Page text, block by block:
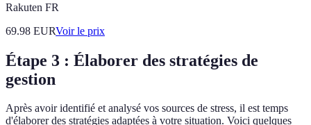
Rakuten FR
69.98 EURVoir le prix
Étape 3 : Élaborer des stratégies de
gestion
Après avoir identifié et analysé vos sources de stress, il est temps
d'élaborer des stratégies adaptées à votre situation. Voici quelques